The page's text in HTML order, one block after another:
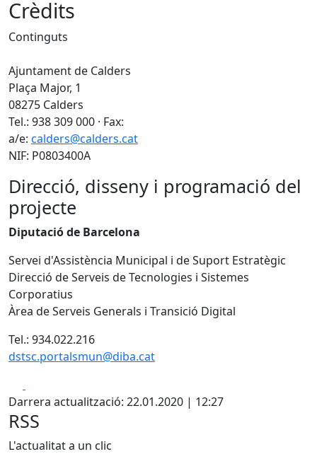
Crèdits
Continguts
Ajuntament de Calders
Plaça Major, 1
08275 Calders
Tel.: 938 309 000 · Fax:
a/e: calders@calders.cat
NIF: P0803400A
Direcció, disseny i programació del
projecte
Diputació de Barcelona
Servei d'Assistència Municipal i de Suport Estratègic
Direcció de Serveis de Tecnologies i Sistemes
Corporatius
Àrea de Serveis Generals i Transició Digital
Tel.: 934.022.216
dstsc.portalsmun@diba.cat
Darrera actualització: 22.01.2020 | 12:27
RSS
L'actualitat a un clic